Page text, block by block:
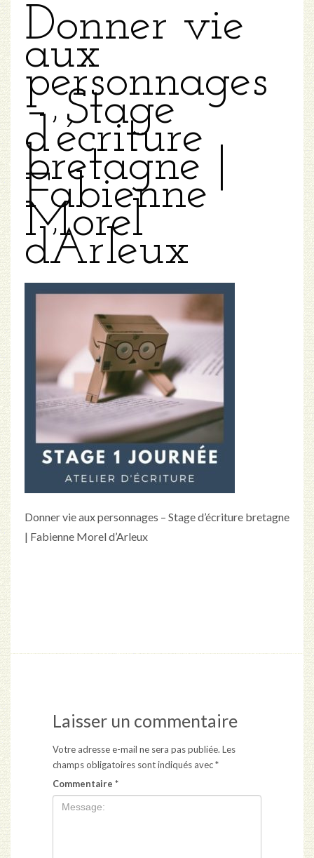
Donner vie
aux
personnages
– Stage
d’écriture
bretagne |
Fabienne
Morel
d’Arleux
Donner vie aux personnages – Stage d’écriture bretagne
| Fabienne Morel d’Arleux
Laisser un commentaire
Votre adresse e-mail ne sera pas publiée. Les
champs obligatoires sont indiqués avec*
Commentaire *